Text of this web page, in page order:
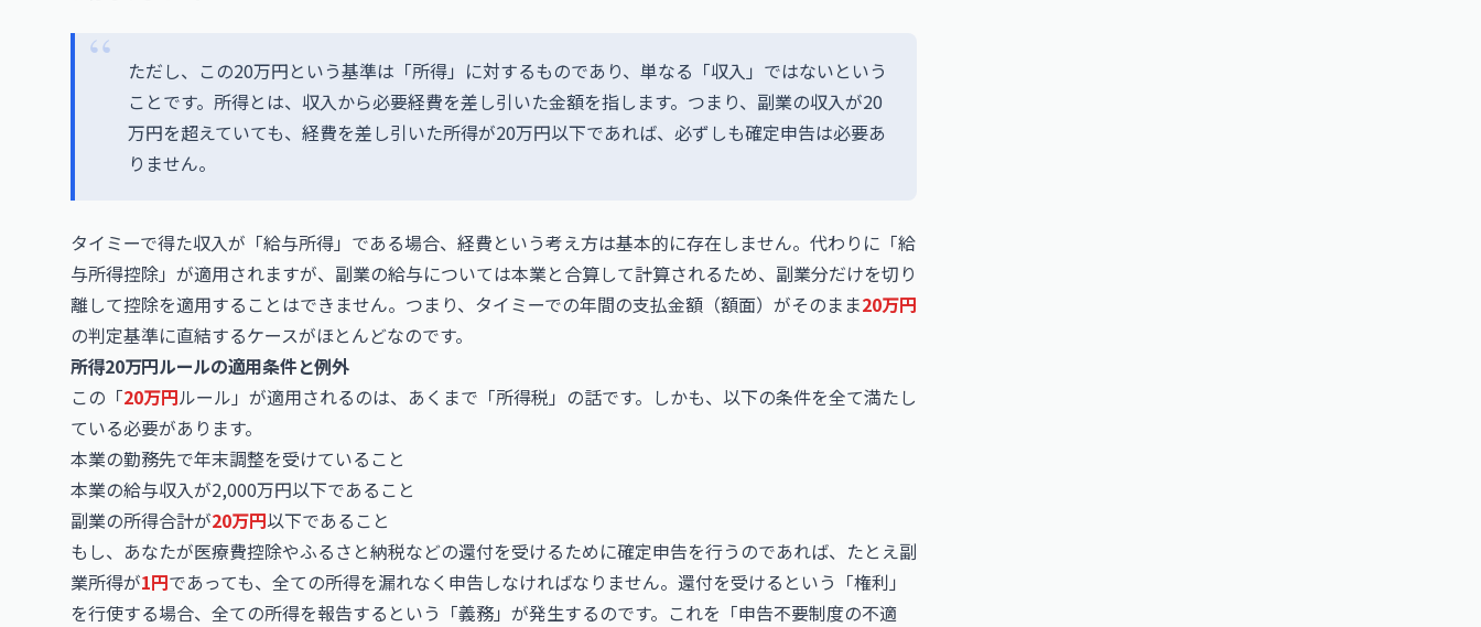
ただし、この20万円という基準は「所得」に対するものであり、単なる「収入」ではないという
ことです。所得とは、収入から必要経費を差し引いた金額を指します。つまり、副業の収入が20
万円を超えていても、経費を差し引いた所得が20万円以下であれば、必ずしも確定申告は必要あ
りません。
タイミーで得た収入が「給与所得」である場合、経費という考え方は基本的に存在しません。代わりに「給
与所得控除」が適用されますが、副業の給与については本業と合算して計算されるため、副業分だけを切り
離して控除を適用することはできません。つまり、タイミーでの年間の支払金額（額面）がそのまま20万円
の判定基準に直結するケースがほとんどなのです。
所得20万円ルールの適用条件と例外
この「20万円ルール」が適用されるのは、あくまで「所得税」の話です。しかも、以下の条件を全て満たし
ている必要があります。
本業の勤務先で年末調整を受けていること
本業の給与収入が2,000万円以下であること
副業の所得合計が20万円以下であること
もし、あなたが医療費控除やふるさと納税などの還付を受けるために確定申告を行うのであれば、たとえ副
業所得が1円であっても、全ての所得を漏れなく申告しなければなりません。還付を受けるという「権利」
を行使する場合、全ての所得を報告するという「義務」が発生するのです。これを「申告不要制度の不適